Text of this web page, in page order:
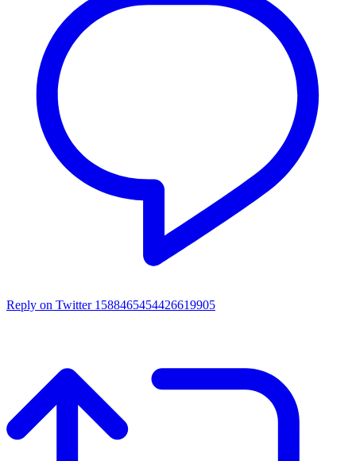
Reply on Twitter 1588465454426619905